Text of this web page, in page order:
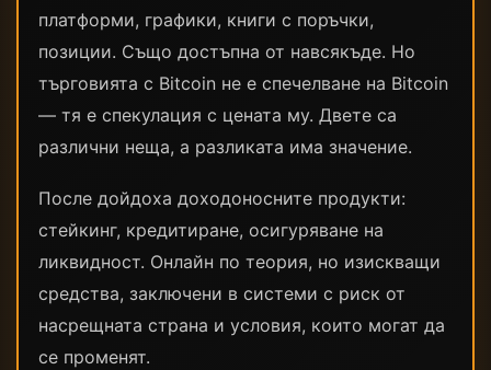
платформи, графики, книги с поръчки,
позиции. Също достъпна от навсякъде. Но
търговията с Bitcoin не е спечелване на Bitcoin
— тя е спекулация с цената му. Двете са
различни неща, а разликата има значение.
После дойдоха доходоносните продукти:
стейкинг, кредитиране, осигуряване на
ликвидност. Онлайн по теория, но изискващи
средства, заключени в системи с риск от
насрещната страна и условия, които могат да
се променят.